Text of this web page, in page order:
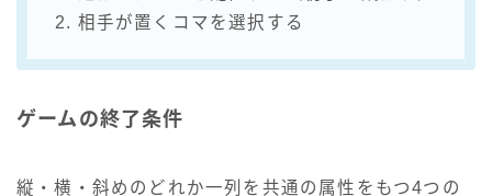
2. 相手が置くコマを選択する
ゲームの終了条件
縦・横・斜めのどれか一列を共通の属性をもつ4つの